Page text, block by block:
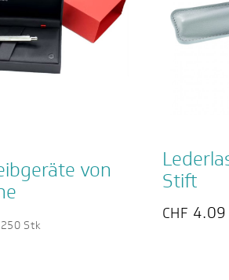
von
Stk
Stift
CHF 4.09